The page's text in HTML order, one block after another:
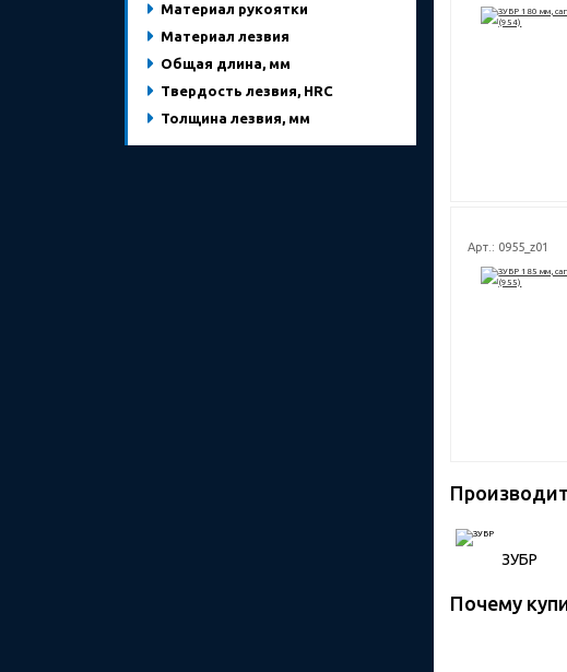
Материал рукоятки
Материал лезвия
Общая длина, мм
Твердость лезвия, HRC
Толщина лезвия, мм
Арт.: 0955_z01
ЗУБР
Почему